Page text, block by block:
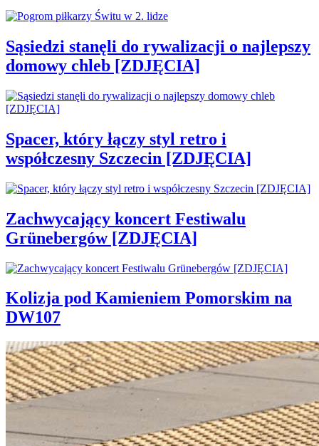
Sąsiedzi stanęli do rywalizacji o najlepszy
domowy chleb [ZDJĘCIA]
Spacer, który łączy styl retro i
współczesny Szczecin [ZDJĘCIA]
Zachwycający koncert Festiwalu
Grünebergów [ZDJĘCIA]
Kolizja pod Kamieniem Pomorskim na
DW107